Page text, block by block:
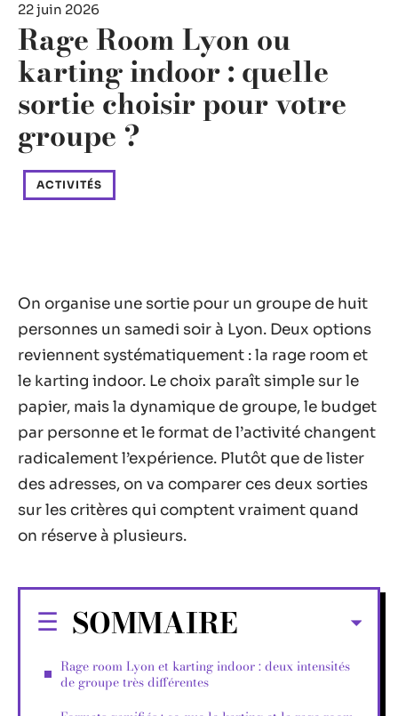
22 juin 2026
Rage Room Lyon ou
karting indoor : quelle
sortie choisir pour votre
groupe ?
ACTIVITÉS
On organise une sortie pour un groupe de huit
personnes un samedi soir à Lyon. Deux options
reviennent systématiquement : la rage room et
le karting indoor. Le choix paraît simple sur le
papier, mais la dynamique de groupe, le budget
par personne et le format de l’activité changent
radicalement l’expérience. Plutôt que de lister
des adresses, on va comparer ces deux sorties
sur les critères qui comptent vraiment quand
on réserve à plusieurs.
SOMMAIRE
Rage room Lyon et karting indoor : deux intensités
de groupe très différentes